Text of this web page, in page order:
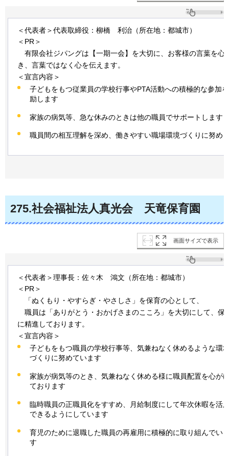
＜代表者＞代表取締役：柳橋 利 治（所在地：都城市）
＜PR＞
有限会社ジパングは【一期一会】を大切に、お客様の言葉を心
き、言葉ではなく心を伝えます。
＜宣言内容＞
子どもをもつ従業員の学校行事やPTA活動への積極的な参加
励します
家族の病気等、急な休みのときは他の職員でサポートします
職員間の相互理解を深め、働きやすい職場環境づくりに努め
275.社会福祉法人真光会 天竜保育園
画面サイズで表示
＜代表者＞理事長：佐々木 鴻文（所在地：都城市）
＜PR＞
「ぬくもり・やすらぎ・やさしさ」を保育の心として、
職員は「ありがとう・おかげさまのこころ」を大切にして、保
に精進しております。
＜宣言内容＞
子どもをもつ職員の学校行事等、気兼ねなく休めるような環
づくりに努めています
家族が病気等のとき、気兼ねなく休める様に職員配置を心が
ております
臨時職員の正職員化をすすめ、月給制度にして年次休暇を活
できるようにしています
育児のために退職した職員の再雇用に積極的に取り組んでい
す